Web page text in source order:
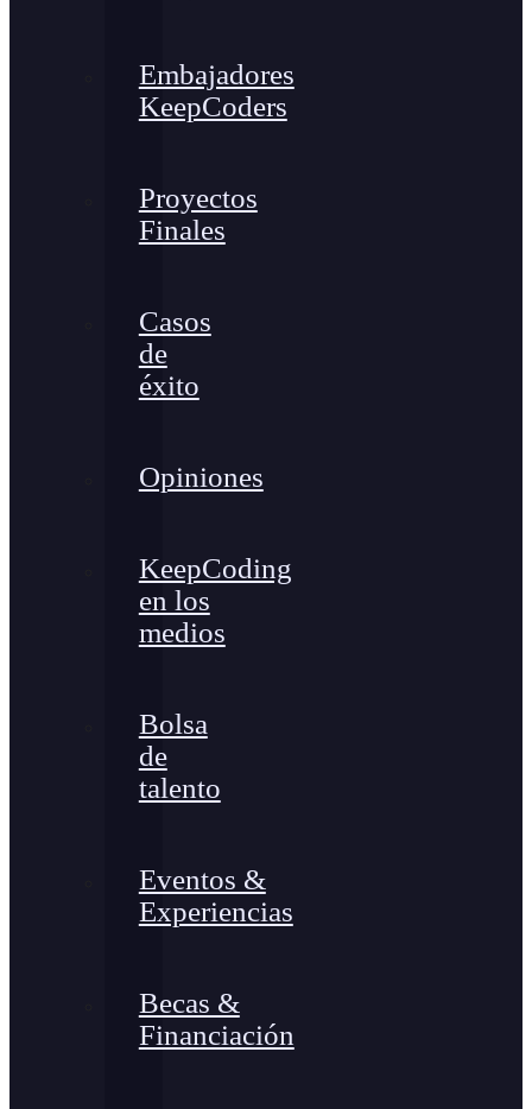
Embajadores
KeepCoders
Proyectos
Finales
Casos
de
éxito
Opiniones
KeepCoding
en los
medios
Bolsa
de
talento
Eventos &
Experiencias
Becas &
Financiación